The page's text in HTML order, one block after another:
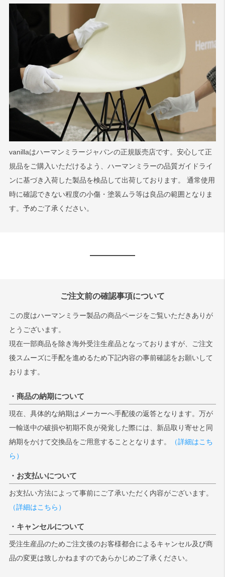
vanillaはハーマンミラージャパンの正規販売店です。安心して正
規品をご購入いただけるよう、ハーマンミラーの品質ガイドライ
ンに基づき入荷した製品を検品して出荷しております。 通常使用
時に確認できない程度の小傷・塗装ムラ等は良品の範囲となりま
す。予めご了承ください。
ご注文前の確認事項について
この度はハーマンミラー製品の商品ページをご覧いただきありが
とうございます。
現在一部商品を除き海外受注生産品となっておりますが、ご注文
後スムーズに手配を進めるため下記内容の事前確認をお願いして
おります。
・商品の納期について
現在、具体的な納期はメーカーへ手配後の返答となります。万が
一輸送中の破損や初期不良が発覚した際には、新品取り寄せと同
納期をかけて交換品をご用意することとなります。
（詳細はこち
ら）
・お支払いについて
お支払い方法によって事前にご了承いただく内容がございます。
（詳細はこちら）
・キャンセルについて
受注生産品のためご注文後のお客様都合によるキャンセル及び商
品の変更は致しかねますのであらかじめご了承ください。